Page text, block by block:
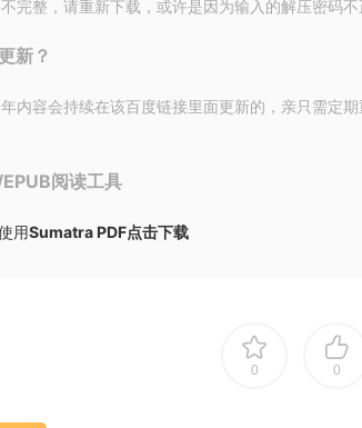
完整，请重新下载，或许是因为输入的解压密码
新？
内容会持续在该百度链接里面更新的，亲只需定
阅读工具
用Sumatra PDF点击下载
0 0